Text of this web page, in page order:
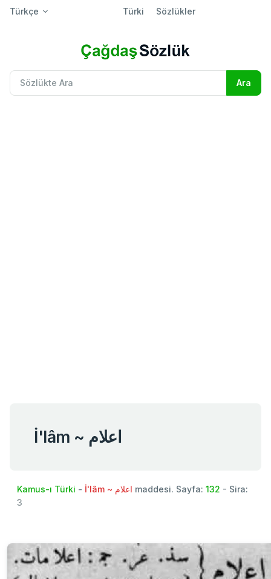
Türkçe Türki Sözlükler
İ'lâm ~ اعلام
Kamus-ı Türki - İ'lâm ~ اعلام maddesi. Sayfa: 132 - Sira:
3